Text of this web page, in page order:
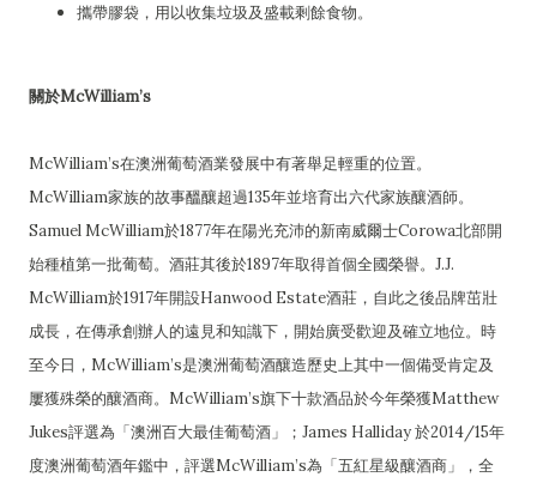
攜帶膠袋，用以收集垃圾及盛載剩餘食物。
關於McWilliam’s
McWilliam’s在澳洲葡萄酒業發展中有著舉足輕重的位置。
McWilliam家族的故事醞釀超過135年並培育出六代家族釀酒師。
Samuel McWilliam於1877年在陽光充沛的新南威爾士Corowa北部開
始種植第一批葡萄。酒莊其後於1897年取得首個全國榮譽。J.J.
McWilliam於1917年開設Hanwood Estate酒莊，自此之後品牌茁壯
成長，在傳承創辦人的遠見和知識下，開始廣受歡迎及確立地位。時
至今日，McWilliam’s是澳洲葡萄酒釀造歷史上其中一個備受肯定及
屢獲殊榮的釀酒商。McWilliam’s旗下十款酒品於今年榮獲Matthew
Jukes評選為「澳洲百大最佳葡萄酒」；James Halliday 於2014/15年
度澳洲葡萄酒年鑑中，評選McWilliam’s為「五紅星級釀酒商」，全